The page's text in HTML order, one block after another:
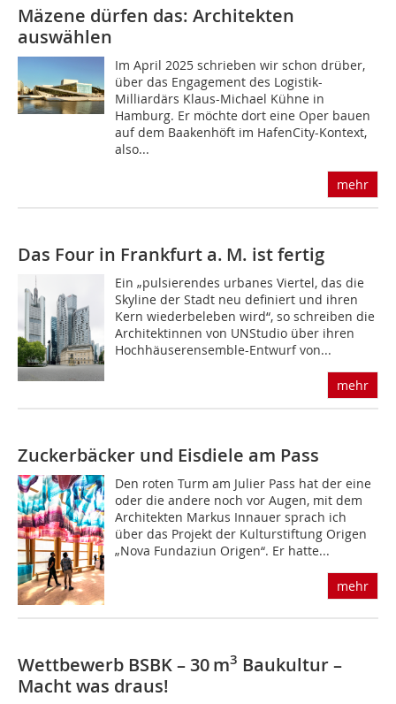
Mäzene dürfen das: Architekten
auswählen
Im April 2025 schrieben wir schon drüber,
über das Engagement des Logistik-
Milliardärs Klaus-Michael Kühne in
Hamburg. Er möchte dort eine Oper bauen
auf dem Baakenhöft im HafenCity-Kontext,
also...
mehr
Das Four in Frankfurt a. M. ist fertig
Ein „pulsierendes urbanes Viertel, das die
Skyline der Stadt neu definiert und ihren
Kern wiederbeleben wird“, so schreiben die
Architektinnen von UNStudio über ihren
Hochhäuserensemble-Entwurf von...
mehr
Zuckerbäcker und Eisdiele am Pass
Den roten Turm am Julier Pass hat der eine
oder die andere noch vor Augen, mit dem
Architekten Markus Innauer sprach ich
über das Projekt der Kulturstiftung Origen
„Nova Fundaziun Origen“. Er hatte...
mehr
Wettbewerb BSBK – 30 m3 Baukultur –
Macht was draus!